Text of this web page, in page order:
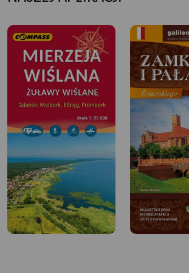
Wśród flory dominuje tu szuwar
trzciną pospolitą oraz typowy dla wydmy
trawiasty Elymo-Ammophiletum.
słonolubne: mlecznik nadmorski, sit
sporek polny, babka Wintera, centuria
Najbliższe miejscowości to Sobieszewo
(dojazd do rezerwatu autobusami
Gdańska, do pętli w Górkach
udostępniony do zwiedzania za pomocą
przyrodniczo-dydaktycznej,
ochrony rezerwatu od 1995, powstałej w
i wyposażonej w końcu 2004 w dwie